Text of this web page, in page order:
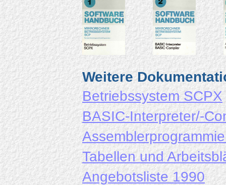
Weitere
Betriebssystem SCPX
BASIC-Interpreter/-
Tabellen und
Angebotsliste 1990